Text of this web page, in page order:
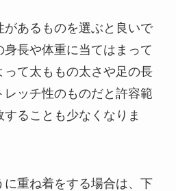
があるものを選ぶと良いで
長や体重に当てはまって
って太ももの太さや足の長
レッチ性のものだと許容範
ることも少なくなりま
に重ね着をする場合は、下